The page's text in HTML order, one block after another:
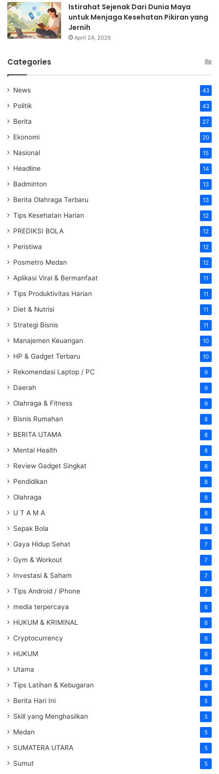
Istirahat Sejenak Dari Dunia Maya
untuk Menjaga Kesehatan Pikiran yang
Jernih
April 24, 2026
Categories
News 43
Politik 43
Berita 27
Ekonomi 20
Nasional 15
Headline 14
Badminton 13
Berita Olahraga Terbaru 13
Tips Kesehatan Harian 12
PREDIKSI BOLA 12
Peristiwa 12
Posmetro Medan 12
Aplikasi Viral & Bermanfaat 11
Tips Produktivitas Harian 11
Diet & Nutrisi 11
Strategi Bisnis 11
Manajemen Keuangan 10
HP & Gadget Terbaru 10
Rekomendasi Laptop / PC 9
Daerah 9
Olahraga & Fitness 9
Bisnis Rumahan 8
BERITA UTAMA 8
Mental Health 8
Review Gadget Singkat 8
Pendidikan 8
Olahraga 8
U T A M A 8
Sepak Bola 8
Gaya Hidup Sehat 7
Gym & Workout 7
Investasi & Saham 7
Tips Android / iPhone 7
media terpercaya 6
HUKUM & KRIMINAL 6
Cryptocurrency 6
HUKUM 6
Utama 6
Tips Latihan & Kebugaran 6
Berita Hari Ini 5
Skill yang Menghasilkan 5
Medan 5
SUMATERA UTARA 5
Sumut 5